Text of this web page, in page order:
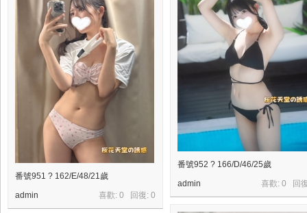
番號952 ? 166/D/46/25歲
喜歡: 0 回
admin
番號951 ? 162/E/48/21歲
喜歡: 0 回復: 0
admin